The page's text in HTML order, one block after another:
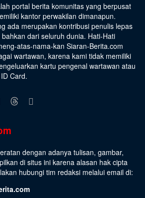
portal berita komunitas yang berpusat
kantor perwakilan dimanapun.
ada merupakan kontribusi penulis lepas
dari seluruh dunia. Hati-Hati
atas-nama-kan Siaran-Berita.com
wartawan, karena kami tidak memiliki
kartu pengenal wartawan atau
Card.
dengan adanya tulisan, gambar,
di situs ini karena alasan hak cipta
hubungi tim redaksi melalui email di: